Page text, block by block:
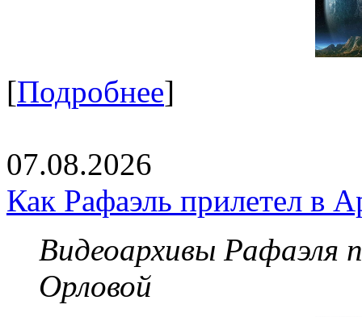
[Подробнее]
07.08.2026
Как Рафаэль прилетел в
Видеоархивы Рафаэля
Орловой